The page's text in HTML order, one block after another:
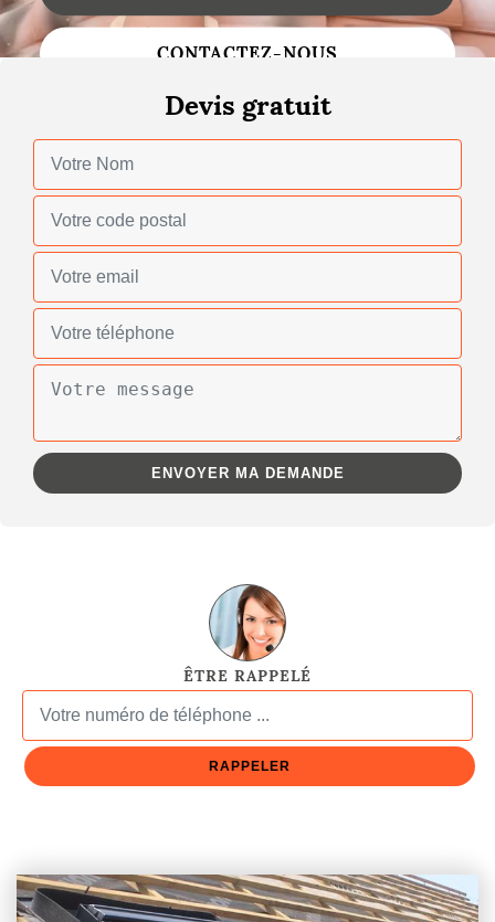
Changement de toiture
Gouttières
Réparation de toiture
CONTACTEZ-NOUS
Devis gratuit
ÊTRE RAPPELÉ